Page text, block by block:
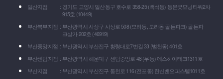
일산지점
경기도 고양시 일산동구 호수로 358-25 (백석동) 동문굿모닝타워2차
915호 (10449)
부산북부지점
부산광역시 사상구 사상로 508 (모라동, 모라동 골든파크) 골든파
크상가 202호 (46919)
부산중앙지점
부산광역시 부산진구 황령대로7번길 33 (범천동) 401호
부산센텀지점
부산광역시 해운대구 센텀중앙로 48 (우동) 에스하이테크1311호
부산지점
부산광역시 부산진구 동천로 116 (전포동) 한신밴오피스텔1011호